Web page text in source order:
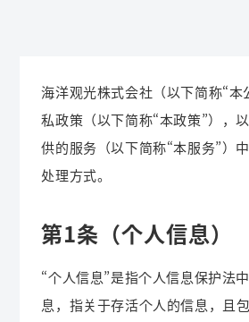
海洋观光株式会社（以下简称“本
私政策（以下简称“本政策”），
供的服务（以下简称“本服务”）
处理方式。
第1条（个人信息）
“个人信息”是指个人信息保护法
息，指关于存活个人的信息，且